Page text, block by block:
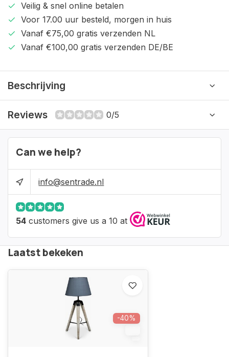
Veilig & snel online betalen
Voor 17.00 uur besteld, morgen in huis
Vanaf €75,00 gratis verzenden NL
Vanaf €100,00 gratis verzenden DE/BE
Beschrijving
Reviews 0/5
Can we help?
info@sentrade.nl
54 customers give us a 10 at
Laatst bekeken
-40%